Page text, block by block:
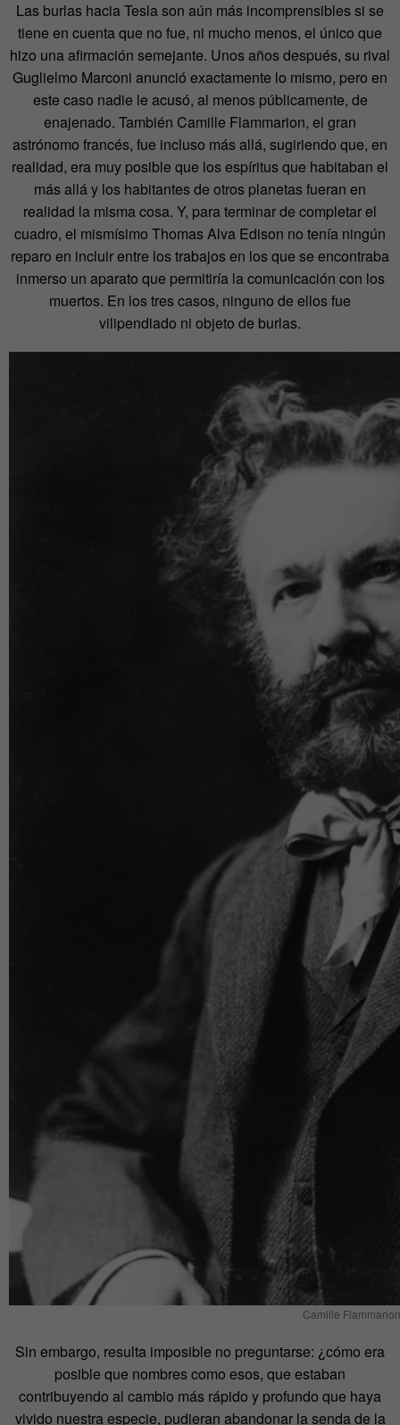
Las burlas hacia Tesla son aún más incomprensibles si se
tiene en cuenta que no fue, ni mucho menos, el único que
hizo una afirmación semejante. Unos años después, su rival
Guglielmo Marconi anunció exactamente lo mismo, pero en
este caso nadie le acusó, al menos públicamente, de
enajenado. También Camille Flammarion, el gran
astrónomo francés, fue incluso más allá, sugiriendo que, en
realidad, era muy posible que los espíritus que habitaban el
más allá y los habitantes de otros planetas fueran en
realidad la misma cosa. Y, para terminar de completar el
cuadro, el mismísimo Thomas Alva Edison no tenía ningún
reparo en incluir entre los trabajos en los que se encontraba
inmerso un aparato que permitiría la comunicación con los
muertos. En los tres casos, ninguno de ellos fue
vilipendiado ni objeto de burlas.
Camille Flammarion
Sin embargo, resulta imposible no preguntarse: ¿cómo era
posible que nombres como esos, que estaban
contribuyendo al cambio más rápido y profundo que haya
vivido nuestra especie, pudieran abandonar la senda de la